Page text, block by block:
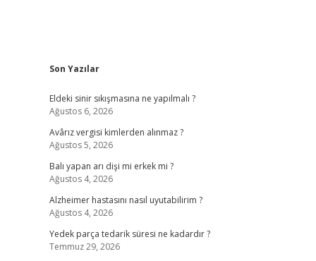
Sidebar
Son Yazılar
Eldeki sinir sıkışmasına ne yapılmalı ?
Ağustos 6, 2026
Avârız vergisi kimlerden alınmaz ?
Ağustos 5, 2026
Balı yapan arı dişi mi erkek mi ?
Ağustos 4, 2026
Alzheimer hastasını nasıl uyutabilirim ?
Ağustos 4, 2026
Yedek parça tedarik süresi ne kadardır ?
Temmuz 29, 2026